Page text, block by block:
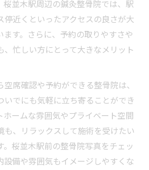
る鍼灸整骨院のカウンセリング
談できる鍼灸整骨院の魅力
を深く聞く鍼灸整骨院の対応力
正に強い鍼灸整骨院の選び方
で産後ケアができる理由と効果
を安心して受けられる鍼灸整骨院
回復に鍼灸整骨院が選ばれる理
桜並木駅周辺の鍼灸整骨院では、駅
停近くといったアクセスの良さが大
ます。さらに、予約の取りやすさや
、忙しい方にとって大きなメリット
席確認や予約ができる整骨院は、
いでにも気軽に立ち寄ることができ
ホームな雰囲気やプライベート空間
も、リラックスして施術を受けたい
。桜並木駅前の整骨院写真をチェッ
設備や雰囲気もイメージしやすくな